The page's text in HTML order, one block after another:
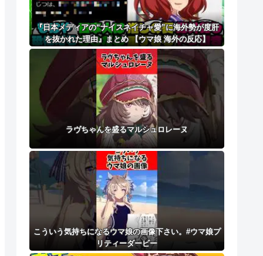
『日本メディアの“ナイスネイチャ愛”に海外勢が度肝
を抜かれた理由』まとめ 【ウマ娘 海外の反応】
ラヴちゃんを盛るマルシュロレーヌ
こういう気持ちになるウマ娘の画像下さい。#ウマ娘プ
リティーダービー